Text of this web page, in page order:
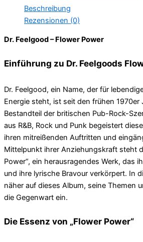
Beschreibung
Rezensionen (0)
Dr. Feelgood – Flower Power
Einführung zu Dr. Feelgoods
Dr. Feelgood, ein Name, der für
Energie steht, ist seit den frühen 1970er
Bestandteil der britischen Pub-Rock-
aus R&B, Rock und Punk begeistert
ihren mitreißenden Auftritten und
Mittelpunkt ihrer Anziehungskraft steht
Power“, ein herausragendes Werk, das
und ihre lyrische Bravour verkörpert. In
näher auf dieses Album, seine Themen
die Gegenwart ein.
Die Essenz von „Flower Power“